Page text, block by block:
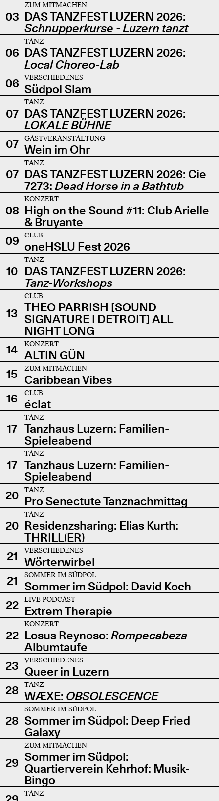
03
ZUM MITMACHEN
DAS TANZFEST LUZERN 2026:
Schnupperkurse - Luzern tanzt
06
TANZ
DAS TANZFEST LUZERN 2026:
Local Choreo-Lab
06
VERSCHIEDENES
Südpol Slam
07
TANZ
DAS TANZFEST LUZERN 2026:
LOKALE BÜHNE
07
GASTVERANSTALTUNG
Wein im Ohr
07
TANZ
DAS TANZFEST LUZERN 2026: Cie
7273: Dead Horse in a Bathtub
08
KONZERT
High on the Sound #11: Club Arielle
& Bruyante
09
CLUB
oneHSLU Fest 2026
10
TANZ
DAS TANZFEST LUZERN 2026:
Tanz-Workshops
13
CLUB
THEO PARRISH [SOUND
SIGNATURE | DETROIT] ALL
NIGHT LONG
14
KONZERT
ALTIN GÜN
15
ZUM MITMACHEN
Caribbean Vibes
16
CLUB
éclat
17
TANZ
Tanzhaus Luzern: Familien-
Spieleabend
17
TANZ
Tanzhaus Luzern: Familien-
Spieleabend
20
TANZ
Pro Senectute Tanznachmittag
20
TANZ
Residenzsharing: Elias Kurth:
THRILL(ER)
21
VERSCHIEDENES
Wörterwirbel
21
SOMMER IM SÜDPOL
Sommer im Südpol: David Koch
22
LIVE-PODCAST
Extrem Therapie
22
KONZERT
Losus Reynoso: Rompecabeza
Albumtaufe
23
VERSCHIEDENES
Queer in Luzern
28
TANZ
WÆXE: OBSOLESCENCE
28
SOMMER IM SÜDPOL
Sommer im Südpol: Deep Fried
Galaxy
29
ZUM MITMACHEN
Sommer im Südpol:
Quartierverein Kehrhof: Musik-
Bingo
TANZ